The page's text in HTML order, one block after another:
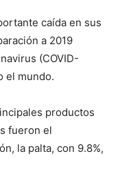
caída en sus
a 2019
(COVID-
el mundo.
productos
fueron el
la palta, con 9.8%,